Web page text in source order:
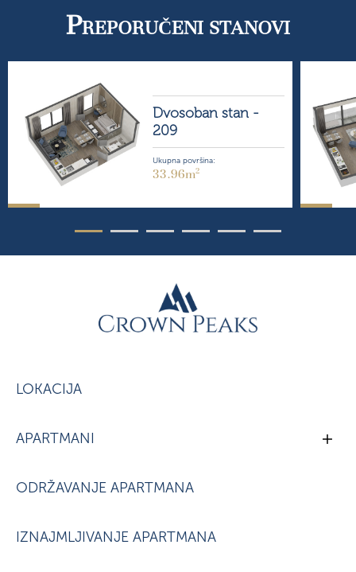
PREPORUČENI STANOVI
Dvosoban stan -
209
Ukupna površina:
33.96m2
LOKACIJA
APARTMANI
ODRŽAVANJE APARTMANA
IZNAJMLJIVANJE APARTMANA